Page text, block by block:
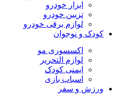
ابزار خودرو
تزیین خودرو
لوازم برقی خودرو
کودک و نوجوان
اکسسوری مو
لوازم التحریر
ایمنی کودک
اسباب بازی
ورزش و سفر